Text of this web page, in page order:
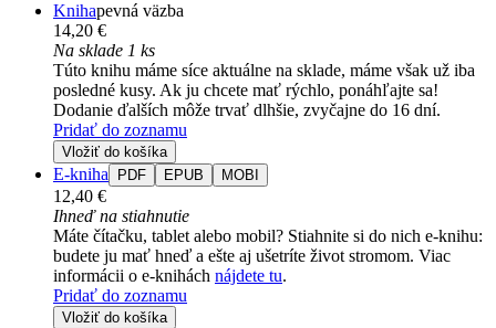
Knihapevná väzba
14,20 €
Na sklade 1 ks
Túto knihu máme síce aktuálne na sklade, máme však už iba
posledné kusy. Ak ju chcete mať rýchlo, ponáhľajte sa!
Dodanie ďalších môže trvať dlhšie, zvyčajne do 16 dní.
Pridať do zoznamu
Vložiť do košíka
E-kniha PDF EPUB MOBI
12,40 €
Ihneď na stiahnutie
Máte čítačku, tablet alebo mobil? Stiahnite si do nich e-knihu:
budete ju mať hneď a ešte aj ušetríte život stromom. Viac
informácii o e-knihách nájdete tu.
Pridať do zoznamu
Vložiť do košíka